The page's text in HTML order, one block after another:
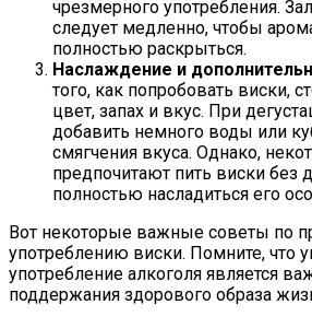
чрезмерного употребления.
следует медленно, чтобы
полностью раскрыться.
Наслаждение и
того, как попробовать виски,
цвет, запах и вкус. При
добавить немного воды или
смягчения вкуса. Однако,
предпочитают пить виски без
полностью насладиться его
Вот некоторые важные советы по
употреблению виски. Помните, что
употребление алкоголя является
поддержания здорового образа